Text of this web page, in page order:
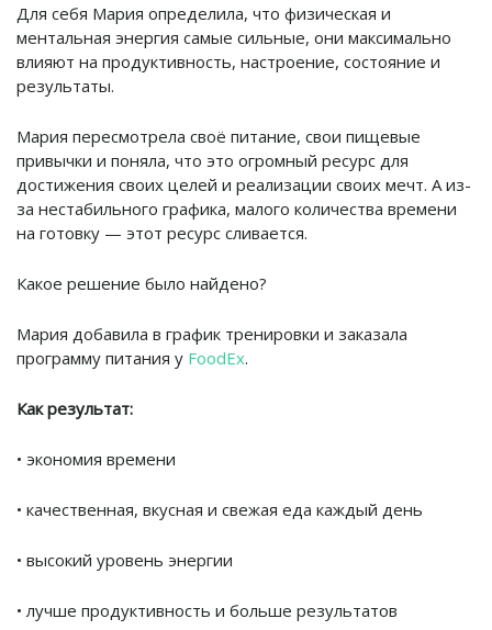
Для себя Мария определила, что физическая и
ментальная энергия самые сильные, они максимально
влияют на продуктивность, настроение, состояние и
результаты.
Мария пересмотрела своё питание, свои пищевые
привычки и поняла, что это огромный ресурс для
достижения своих целей и реализации своих мечт. А из-
за нестабильного графика, малого количества времени
на готовку — этот ресурс сливается.
Какое решение было найдено?
Мария добавила в график тренировки и заказала
программу питания у FoodEx.
Как результат:
• экономия времени
• качественная, вкусная и свежая еда каждый день
• высокий уровень энергии
• лучше продуктивность и больше результатов